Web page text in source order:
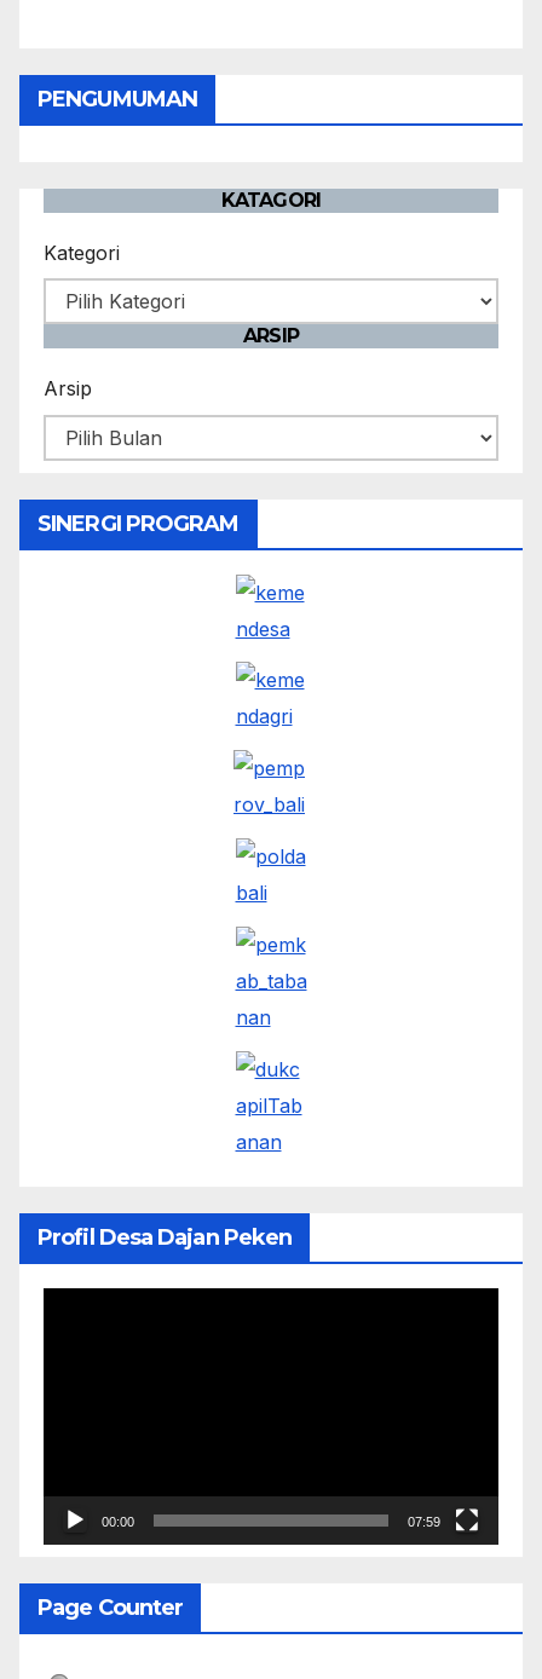
PENGUMUMAN
KATAGORI
Kategori
ARSIP
Arsip
SINERGI PROGRAM
Profil Desa Dajan Peken
00:00 07:59
Page Counter